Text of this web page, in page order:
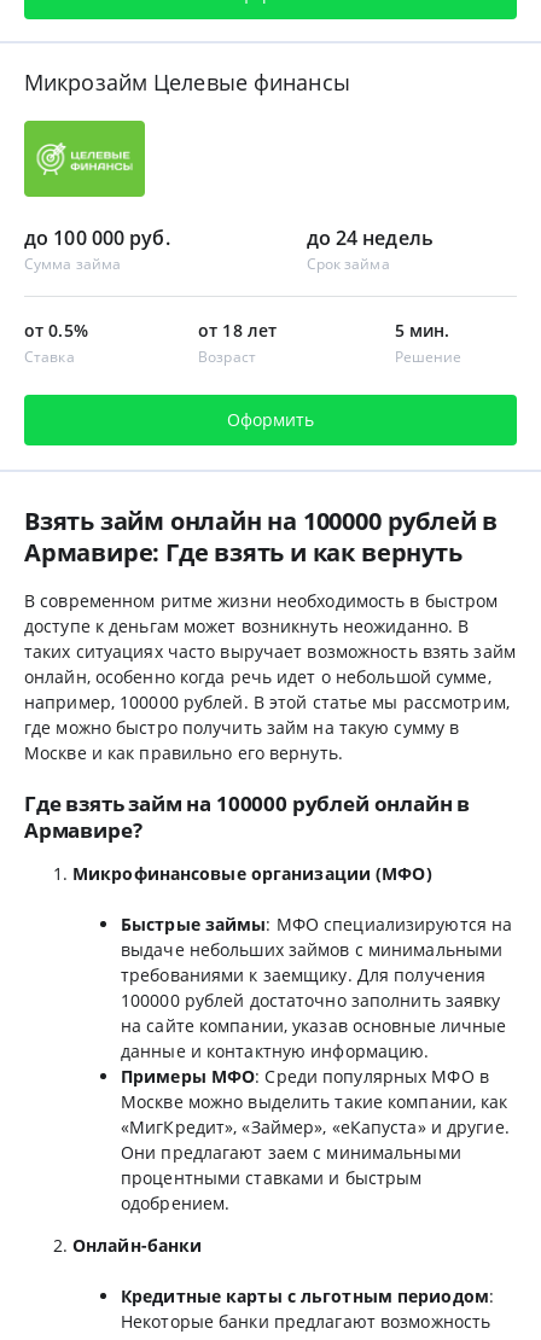
Микрозайм Целевые финансы
до 100 000 руб.
Сумма займа
до 24 недель
Срок займа
от 0.5%
Ставка
от 18 лет
Возраст
5 мин.
Решение
Оформить
Взять займ онлайн на 100000 рублей в
Армавире: Где взять и как вернуть
В современном ритме жизни необходимость в быстром
доступе к деньгам может возникнуть неожиданно. В
таких ситуациях часто выручает возможность взять займ
онлайн, особенно когда речь идет о небольшой сумме,
например, 100000 рублей. В этой статье мы рассмотрим,
где можно быстро получить займ на такую сумму в
Москве и как правильно его вернуть.
Где взять займ на 100000 рублей онлайн в
Армавире?
Микрофинансовые организации (МФО)
Быстрые займы: МФО специализируются на
выдаче небольших займов с минимальными
требованиями к заемщику. Для получения
100000 рублей достаточно заполнить заявку
на сайте компании, указав основные личные
данные и контактную информацию.
Примеры МФО: Среди популярных МФО в
Москве можно выделить такие компании, как
«МигКредит», «Займер», «еКапуста» и другие.
Они предлагают заем с минимальными
процентными ставками и быстрым
одобрением.
Онлайн-банки
Кредитные карты с льготным периодом:
Некоторые банки предлагают возможность